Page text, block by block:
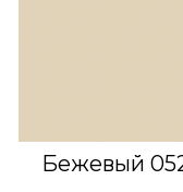
Бежевый